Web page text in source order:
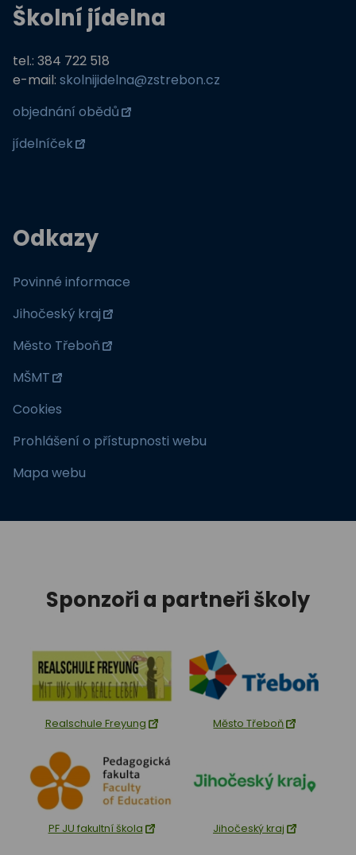
Školní jídelna
tel.: 384 722 518
e-mail: skolnijidelna@zstrebon.cz
objednání obědů
jídelníček
Odkazy
Povinné informace
Jihočeský kraj
Město Třeboň
MŠMT
Cookies
Prohlášení o přístupnosti webu
Mapa webu
Sponzoři a partneři školy
Realschule Freyung Město Třeboň
PF JU fakultní škola Jihočeský kraj